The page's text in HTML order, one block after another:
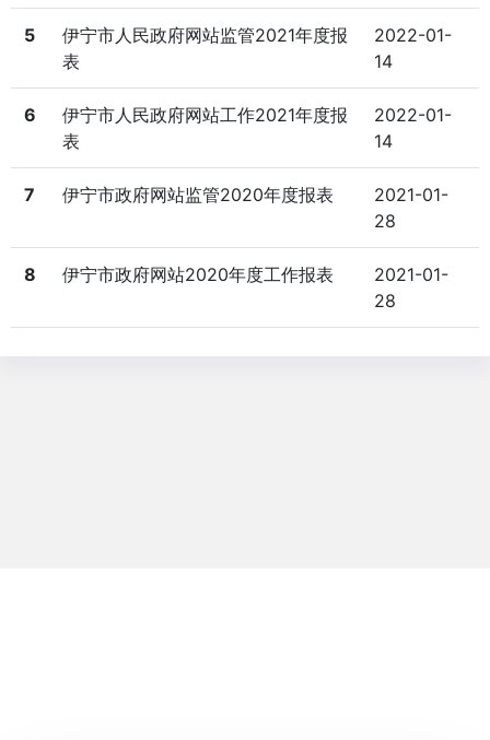
5
伊宁市人民政府网站监管2021年度报
表
2022-01-
14
6
伊宁市人民政府网站工作2021年度报
表
2022-01-
14
7 伊宁市政府网站监管2020年度报表
2021-01-
28
8 伊宁市政府网站2020年度工作报表
2021-01-
28